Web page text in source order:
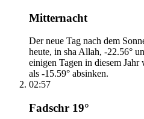
Mitternacht
Der neue Tag nach dem
heute, in sha Allah, -22.56°
einigen Tagen in diesem
als -15.59° absinken.
02:57
Fadschr 19°